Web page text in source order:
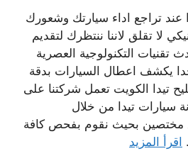
عند تراجع اداء سيارتك وشعورك
لا تقلق لاننا ننتظرك لتقديم
تقنيات التكنولوجية العصرية
يكشف اعطال السيارات بدقة
تيدا الكويت تعمل شركتنا على
سيارات تيدا من خلال
مختصين بحيث نقوم بفحص كافة
اقرأ المزيد